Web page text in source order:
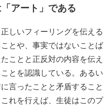
アート」である
しいフィーリングを伝える
とや、事実ではないことば
ことと正反対の内容を伝え
とを認識している。あるい
言ったことと矛盾すること
れを行えば、生徒はこのプ